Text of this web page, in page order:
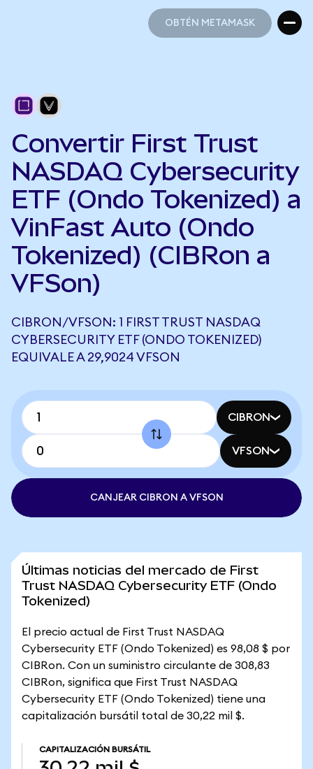
OBTÉN METAMASK
Convertir First Trust
NASDAQ Cybersecurity
ETF (Ondo Tokenized) a
VinFast Auto (Ondo
Tokenized) (CIBRon a
VFSon)
CIBRON/VFSON: 1 FIRST TRUST NASDAQ
CYBERSECURITY ETF (ONDO TOKENIZED)
EQUIVALE A 29,9024 VFSON
CIBRON
VFSON
CANJEAR CIBRON A VFSON
Últimas noticias del mercado de First
Trust NASDAQ Cybersecurity ETF (Ondo
Tokenized)
El precio actual de First Trust NASDAQ
Cybersecurity ETF (Ondo Tokenized) es 98,08 $ por
CIBRon. Con un suministro circulante de 308,83
CIBRon, significa que First Trust NASDAQ
Cybersecurity ETF (Ondo Tokenized) tiene una
capitalización bursátil total de 30,22 mil $.
CAPITALIZACIÓN BURSÁTIL